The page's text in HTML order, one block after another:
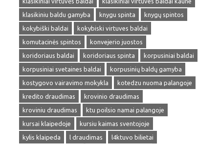
klasikiniu baldu gamyba
knygu spinta
knygų spintos
kokybiški baldai
kokybiski virtuves baldai
komutacinės spintos
konvejerio juostos
koridoriaus baldai
koridoriaus spinta
korpusiniai baldai
korpusiniai svetaines baldai
korpusinių baldų gamyba
kostygovo vairavimo mokykla
kotedzu nuoma palangoje
kredito draudimas
krovinio draudimas
kroviniu draudimas
ktu poilsio namai palangoje
kursai klaipedoje
kursiu kaimas sventojoje
kylis klaipeda
l draudimas
l4ktuvo bilietai